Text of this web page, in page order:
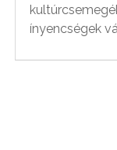
ínyencségek